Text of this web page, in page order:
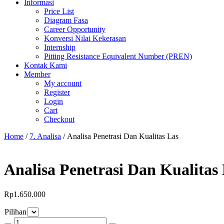
Informasi
Price List
Diagram Fasa
Career Opportunity
Konversi Nilai Kekerasan
Internship
Pitting Resistance Equivalent Number (PREN)
Kontak Kami
Member
My account
Register
Login
Cart
Checkout
Home / 7. Analisa / Analisa Penetrasi Dan Kualitas Las
Analisa Penetrasi Dan Kualitas
Rp1.650.000
Pilihan
Analisa